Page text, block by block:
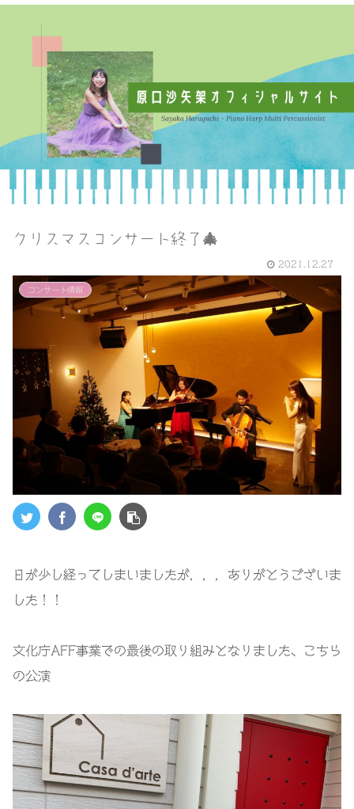
クリスマスコンサート終了🎄
2021.12.27
コンサート情報
日が少し経ってしまいましたが，，，ありがとうございま
した！！
文化庁AFF事業での最後の取り組みとなりました、こちら
の公演